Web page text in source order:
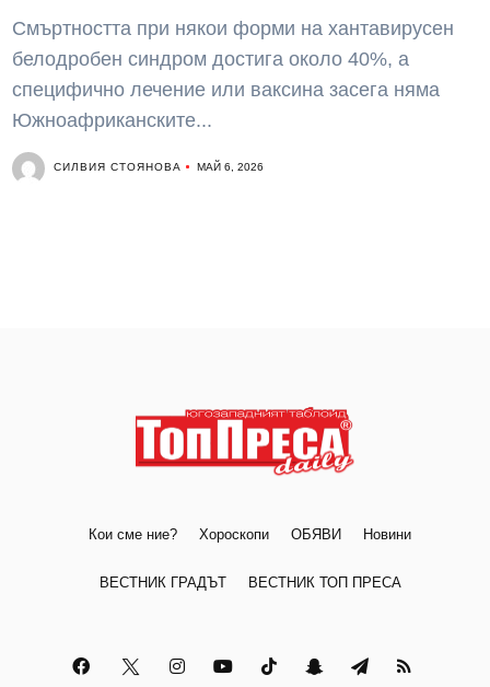
Смъртността при някои форми на хантавирусен
белодробен синдром достига около 40%, а
специфично лечение или ваксина засега няма
Южноафриканските...
СИЛВИЯ СТОЯНОВА МАЙ 6, 2026
Кои сме ние? Хороскопи ОБЯВИ Новини
ВЕСТНИК ГРАДЪТ ВЕСТНИК ТОП ПРЕСА